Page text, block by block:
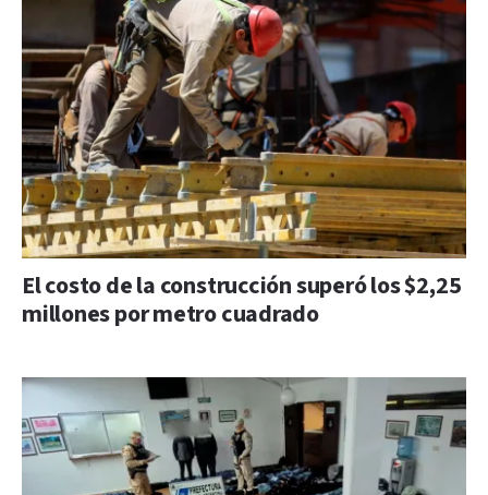
El costo de la construcción superó los $2,25
millones por metro cuadrado